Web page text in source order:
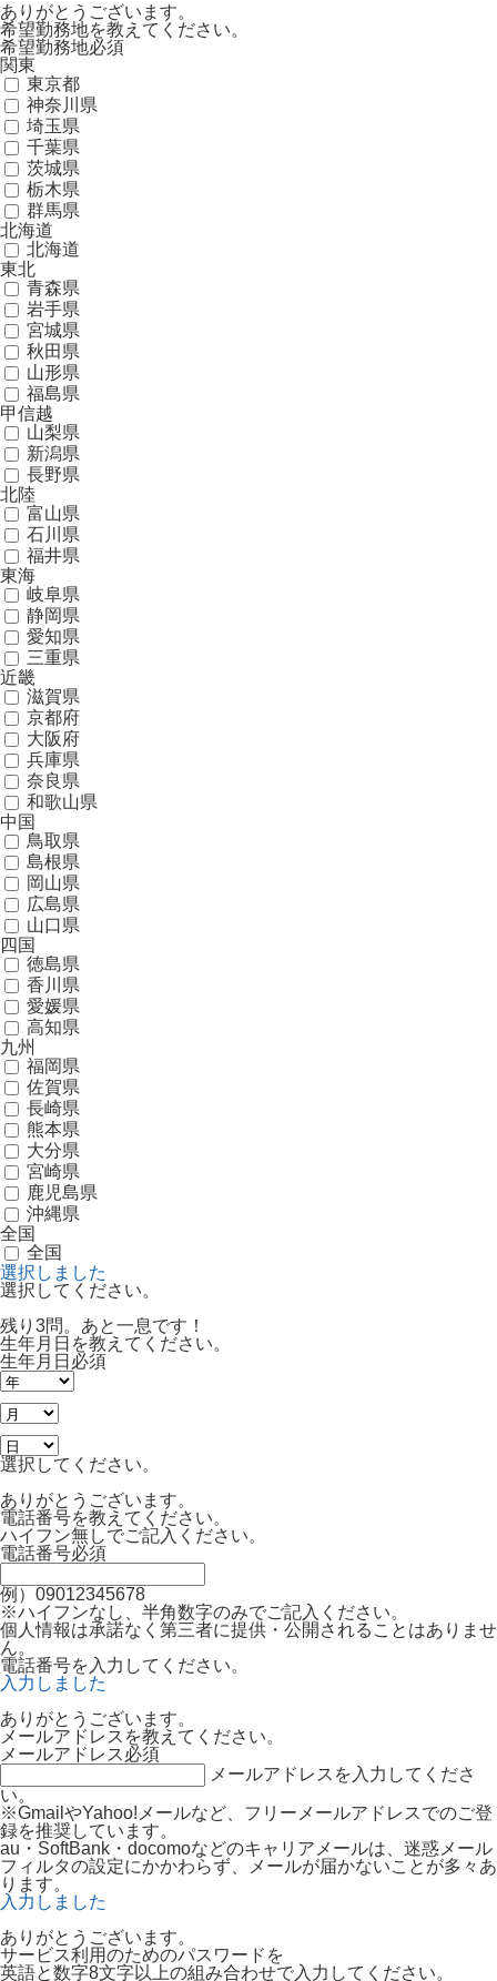
ありがとうございます。
希望勤務地を教えてください。
希望勤務地必須
関東
東京都
神奈川県
埼玉県
千葉県
茨城県
栃木県
群馬県
北海道
北海道
東北
青森県
岩手県
宮城県
秋田県
山形県
福島県
甲信越
山梨県
新潟県
長野県
北陸
富山県
石川県
福井県
東海
岐阜県
静岡県
愛知県
三重県
近畿
滋賀県
京都府
大阪府
兵庫県
奈良県
和歌山県
中国
鳥取県
島根県
岡山県
広島県
山口県
四国
徳島県
香川県
愛媛県
高知県
九州
福岡県
佐賀県
長崎県
熊本県
大分県
宮崎県
鹿児島県
沖縄県
全国
全国
選択しました
選択してください。
残り3問。あと一息です！
生年月日を教えてください。
生年月日 必須
選択してください。
ありがとうございます。
電話番号を教えてください。
ハイフン無しでご記入ください。
電話番号必須
例）09012345678
※ハイフンなし、半角数字のみでご記入ください。
個人情報は承諾なく第三者に提供・公開されることはありませ
ん。
電話番号を入力してください。
入力しました
ありがとうございます。
メールアドレスを教えてください。
メールアドレス必須
メールアドレスを入力してくださ
い。
※GmailやYahoo!メールなど、フリーメールアドレスでのご登
録を推奨しています。
au・SoftBank・docomoなどのキャリアメールは、迷惑メール
フィルタの設定にかかわらず、メールが届かないことが多々あ
ります。
入力しました
ありがとうございます。
サービス利用のためのパスワードを
英語と数字8文字以上の組み合わせで入力してください。